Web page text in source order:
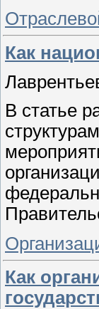
Как
В статье
Как